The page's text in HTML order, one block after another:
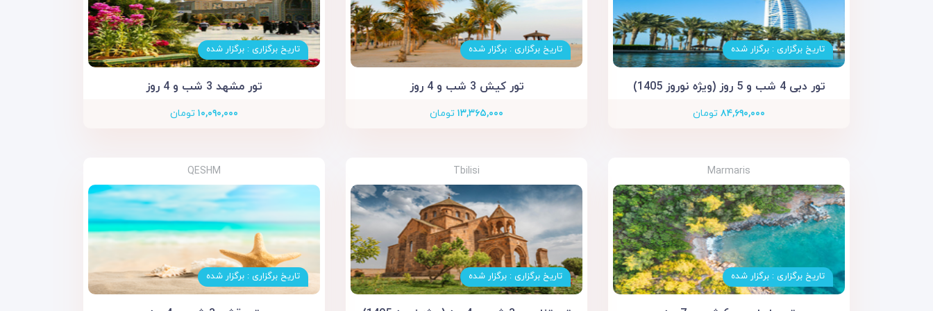
تاریخ برگزاری : برگزار شده
تور دبی 4 شب و 5 روز (ویژه نوروز 1405)
۸۴,۶۹۰,۰۰۰ تومان
تاریخ برگزاری : برگزار شده
تور کیش 3 شب و 4 روز
۱۳,۳۶۵,۰۰۰ تومان
تاریخ برگزاری : برگزار شده
تور مشهد 3 شب و 4 روز
۱۰,۰۹۰,۰۰۰ تومان
Marmaris
تاریخ برگزاری : برگزار شده
Tbilisi
تاریخ برگزاری : برگزار شده
QESHM
تاریخ برگزاری : برگزار شده